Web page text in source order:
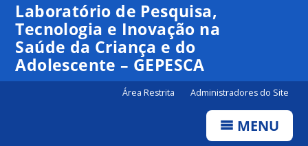
Canais
Laboratório de Pesquisa,
Tecnologia e Inovação na
Saúde da Criança e do
Adolescente – GEPESCA
Área Restrita Administradores do Site
MENU